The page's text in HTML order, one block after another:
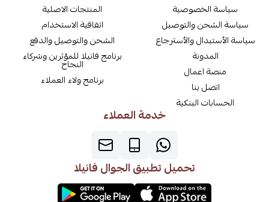
سياسة الخصوصية
سياسة الشحن والتوصيل
سياسة الأستبدال والأسترجاع
المدونة
منصة اعمال
اتصل بنا
الحسابات البنكية
المنتجات الاصلية
اتفاقية الاستخدام
الشحن والتوصيل والدفع
برنامج فانيلا للمؤثرين وشركاء
النجاح
برنامج ولاء العملاء
خدمة العملاء
تحميل تطبيق الجوال فانيلا